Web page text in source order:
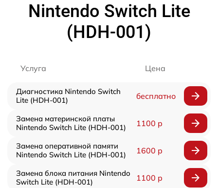
Nintendo Switch Lite
(HDH-001)
Услуга Цена
Диагностика Nintendo Switch
Lite (HDH-001)
бесплатно
Замена материнской платы
Nintendo Switch Lite (HDH-001)
1100 р
Замена оперативной памяти
Nintendo Switch Lite (HDH-001)
1600 р
Замена блока питания Nintendo
Switch Lite (HDH-001)
1100 р